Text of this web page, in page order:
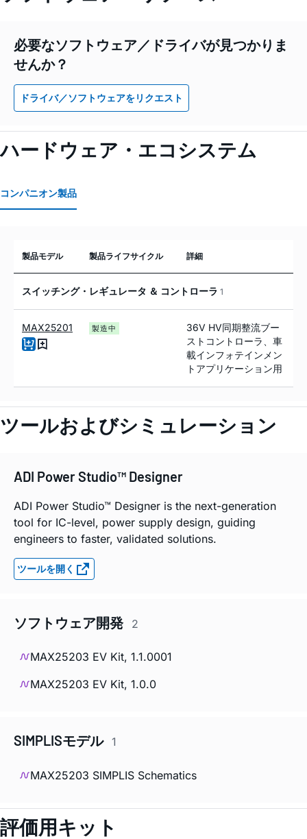
必要なソフトウェア／ドライバが見つかりま
せんか？
ドライバ／ソフトウェアをリクエスト
ハードウェア・エコシステム
コンパニオン製品
製品モデル 製品ライフサイクル 詳細
スイッチング・レギュレータ ＆ コントローラ 1
MAX25201 製造中
36V HV同期整流ブー
ストコントローラ、車
載インフォテインメン
トアプリケーション用
ツールおよびシミュレーション
ADI Power Studio™ Designer
ADI Power Studio™ Designer is the next-generation
tool for IC-level, power supply design, guiding
engineers to faster, validated solutions.
ツールを開く
ソフトウェア開発 2
MAX25203 EV Kit, 1.1.0001
MAX25203 EV Kit, 1.0.0
SIMPLISモデル 1
MAX25203 SIMPLIS Schematics
評価用キット